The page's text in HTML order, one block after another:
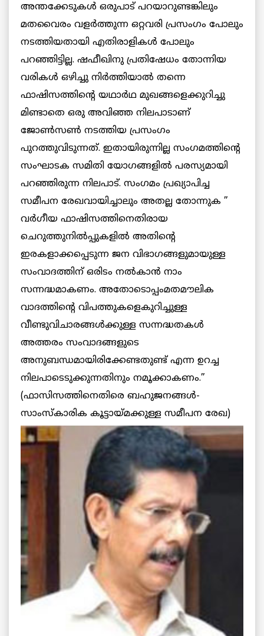
അന്തക്കേടുകള്‍ ഒരുപാട് പറയാറുണ്ടങ്കിലും
മതവൈരം വളര്‍ത്തുന്ന ഒറ്റവരി പ്രസംഗം പോലും
നടത്തിയതായി എതിരാളികള്‍ പോലും
പറഞ്ഞിട്ടില്ല. ഷഫീഖിനു പ്രതിഷേധം തോന്നിയ
വരികള്‍ ഒഴിച്ചു നിര്‍ത്തിയാല്‍ തന്നെ
ഫാഷിസത്തിന്റെ യഥാര്‍ഥ മുഖങ്ങളെക്കുറിച്ചു
മിണ്ടാതെ ഒരു അവിഞ്ഞ നിലപാടാണ്
ജോണ്‍സണ്‍ നടത്തിയ പ്രസംഗം
പുറത്തുവിടുന്നത്. ഇതായിരുന്നില്ല സംഗമത്തിന്റെ
സംഘാടക സമിതി യോഗങ്ങളില്‍ പരസ്യമായി
പറഞ്ഞിരുന്ന നിലപാട്. സംഗമം പ്രഖ്യാപിച്ച
സമീപന രേഖവായിച്ചാലും അതല്ല തോന്നുക ”
വര്‍ഗീയ ഫാഷിസത്തിനെതിരായ
ചെറുത്തുനില്‍പ്പുകളില്‍ അതിന്റെ
ഇരകളാക്കപ്പെടുന്ന ജന വിഭാഗങ്ങളുമായുള്ള
സംവാദത്തിന് ഒരിടം നല്‍കാന്‍ നാം
സന്നദ്ധമാകണം. അതോടൊപ്പംമതമൗലിക
വാദത്തിന്റെ വിപത്തുകളെകുറിച്ചുള്ള
വീണ്ടുവിചാരങ്ങള്‍ക്കുള്ള സന്നദ്ധതകള്‍
അത്തരം സംവാദങ്ങളുടെ
അനുബന്ധമായിരിക്കേണ്ടതുണ്ട് എന്ന ഉറച്ച
നിലപാടെടുക്കുന്നതിനും നമൂക്കാകണം.”
(ഫാസിസത്തിനെതിരെ ബഹുജനങ്ങള്‍-
സാംസ്‌കാരിക കൂട്ടായ്മക്കുള്ള സമീപന രേഖ)